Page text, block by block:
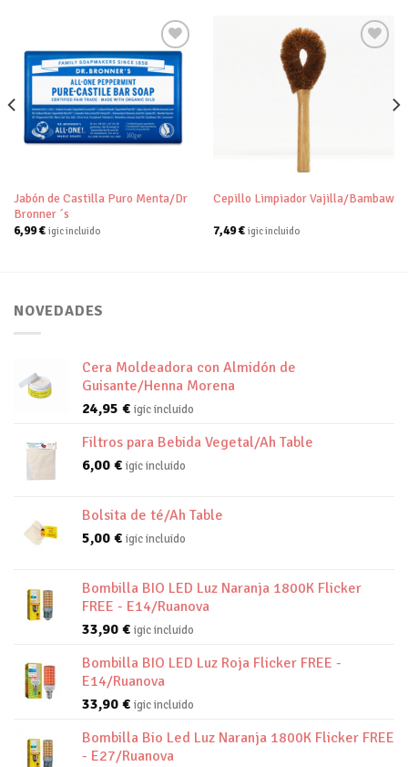
Añadir
a tu
lista de
deseos
Jabón de Castilla Puro Menta/Dr
Bronner ´s
6,99€ igic incluido
Cepillo Limpiador Vajilla/Bambaw
7,49€ igic incluido
NOVEDADES
Cera Moldeadora con Almidón de
Guisante/Henna Morena
24,95 € igic incluido
Filtros para Bebida Vegetal/Ah Table
6,00 € igic incluido
Bolsita de té/Ah Table
5,00 € igic incluido
Bombilla BIO LED Luz Naranja 1800K Flicker
FREE - E14/Ruanova
33,90 € igic incluido
Bombilla BIO LED Luz Roja Flicker FREE -
E14/Ruanova
33,90 € igic incluido
Bombilla Bio Led Luz Naranja 1800K Flicker FREE
- E27/Ruanova